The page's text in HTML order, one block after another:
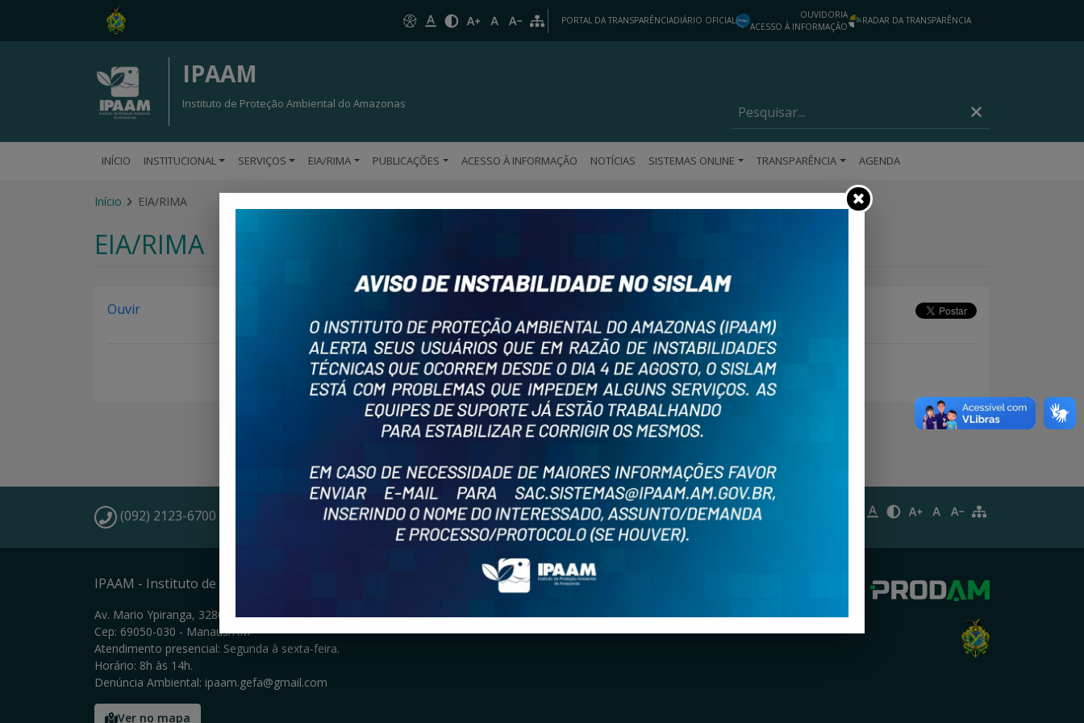
PORTAL DA TRANSPARÊNCIADIÁRIO OFICIAL
OUVIDORIA
ACESSO À INFORMAÇÃO
RADAR DA TRANSPARÊNCIA
IPAAM
Instituto de Proteção Ambiental do Amazonas
INÍCIO INSTITUCIONAL SERVIÇOS EIA/RIMA PUBLICAÇÕES ACESSO À INFORMAÇÃO NOTÍCIAS SISTEMAS ONLINE TRANSPARÊNCIA AGENDA
Início EIA/RIMA
EIA/RIMA
Ouvir
(092) 2123-6700 / 2123-6706
IPAAM - Instituto de Proteção Ambiental do Amazonas
Av. Mario Ypiranga, 3280 - Parque Dez
Cep: 69050-030 - Manaus/AM
Atendimento presencial: Segunda à sexta-feira.
Horário: 8h às 14h.
Denúncia Ambiental: ipaam.gefa@gmail.com
Ver no mapa